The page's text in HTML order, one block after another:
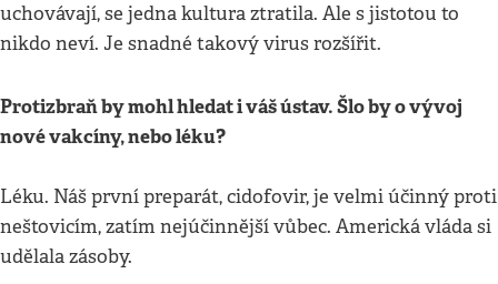
uchovávají, se jedna kultura ztratila. Ale s jistotou to
nikdo neví. Je snadné takový virus rozšířit.
Protizbraň by mohl hledat i váš ústav. Šlo by o vývoj
nové vakcíny, nebo léku?
Léku. Náš první preparát, cidofovir, je velmi účinný proti
neštovicím, zatím nejúčinnější vůbec. Americká vláda si
udělala zásoby.